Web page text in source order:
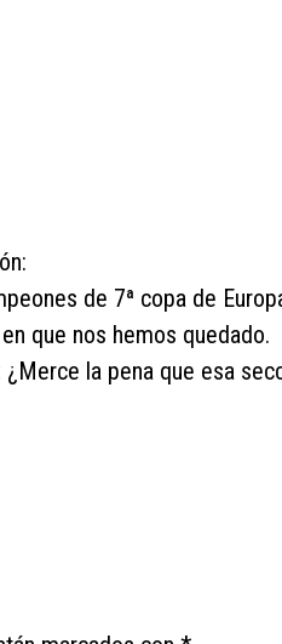
de 7ª copa de
que nos hemos quedado.
¿Merce la pena que esa